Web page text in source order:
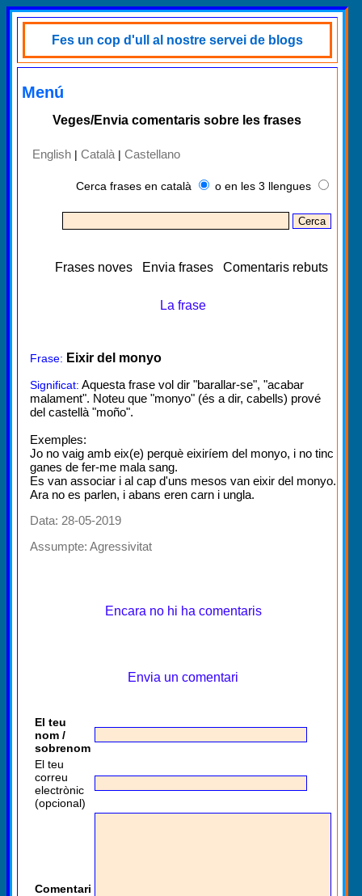
Fes un cop d'ull al nostre servei de blogs
Menú
Veges/Envia comentaris sobre les frases
English | Català | Castellano
Cerca frases en català o en les 3 llengues
Frases noves Envia frases Comentaris rebuts
La frase
Frase: Eixir del monyo
Significat: Aquesta frase vol dir "barallar-se", "acabar
malament". Noteu que "monyo" (és a dir, cabells) prové
del castellà "moño".
Exemples:
Jo no vaig amb eix(e) perquè eixiríem del monyo, i no tinc
ganes de fer-me mala sang.
Es van associar i al cap d'uns mesos van eixir del monyo.
Ara no es parlen, i abans eren carn i ungla.
Data: 28-05-2019
Assumpte: Agressivitat
Encara no hi ha comentaris
Envia un comentari
El teu
nom /
sobrenom
El teu
correu
electrònic
(opcional)
Comentari